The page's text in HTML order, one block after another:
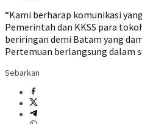
“Kami berharap komunikasi
Pemerintah dan KKSS para
beriringan demi Batam yang
Pertemuan berlangsung dalam
Sebarkan